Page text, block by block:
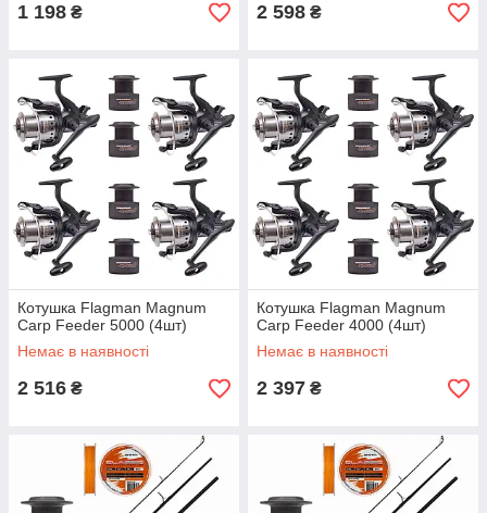
1 198 ₴ 2 598 ₴
Котушка Flagman Magnum
Carp Feeder 5000 (4шт)
Немає в наявності
2 516 ₴
Котушка Flagman Magnum
Carp Feeder 4000 (4шт)
Немає в наявності
2 397 ₴